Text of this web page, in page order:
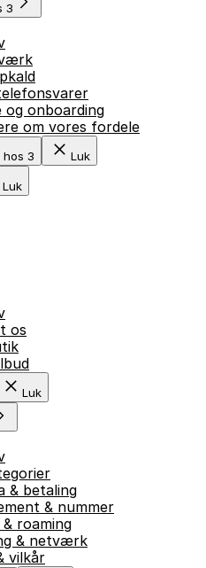
3
og onboarding
om vores fordele
hos 3 Luk
Luk
os
Luk
& betaling
& nummer
roaming
& netværk
vilkår